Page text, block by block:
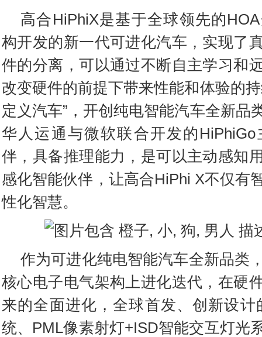
高合HiPhiX是基于全球领先的
构开发的新一代可进化汽车，实现了
件的分离，可以通过不断自主学习和
改变硬件的前提下带来性能和体验的
定义汽车”，开创纯电智能汽车全新品
华人运通与微软联合开发的
伴，具备推理能力，是可以主动感知
感化智能伙伴，让高合HiPhi X不仅有
性化智慧。
作为可进化纯电智能汽车全新品类
核心电子电气架构上进化迭代，在硬
来的全面进化，全球首发、创新设计
统、PML像素射灯+ISD智能交互灯光